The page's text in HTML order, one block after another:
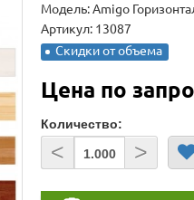
Модель:Amigo
Артикул: 13087
Скидки от объема
Цена по
Количество:
< >